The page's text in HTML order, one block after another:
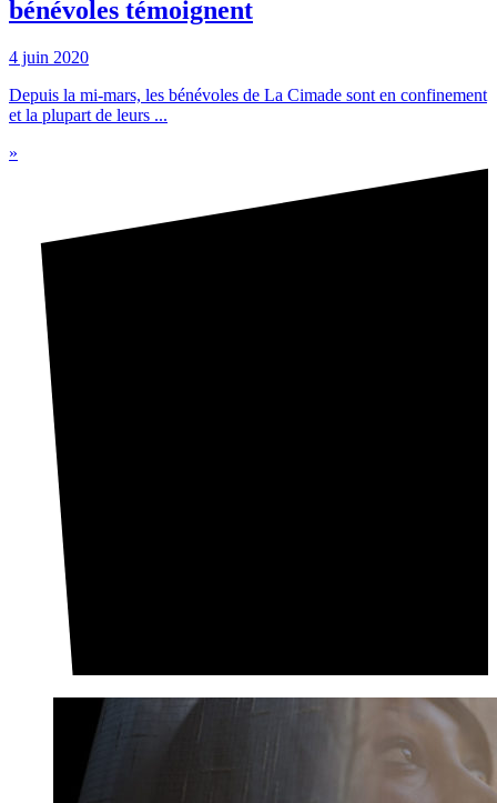
bénévoles témoignent
4 juin 2020
Depuis la mi-mars, les bénévoles de La Cimade sont en confinement
et la plupart de leurs ...
»